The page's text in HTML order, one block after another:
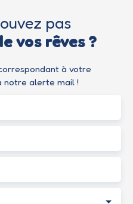
appartement, contactez
AGDE par téléphone 04 67
immobilier. net. N'hésitez
sur notre site internet
pas
vos rêves ?
à votre
notre alerte mail !